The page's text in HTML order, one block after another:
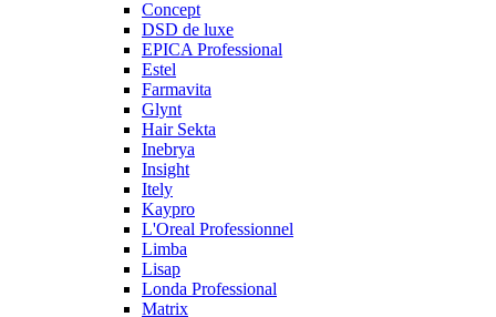
Concept
DSD de luxe
EPICA Professional
Estel
Farmavita
Glynt
Hair Sekta
Inebrya
Insight
Itely
Kaypro
L'Oreal Professionnel
Limba
Lisap
Londa Professional
Matrix